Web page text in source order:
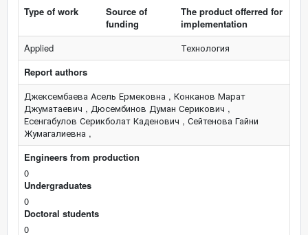
Type of work
Source of
funding
The product offerred for
implementation
Applied
Технология
Report authors
Джексембаева Асель Ермековна , Конканов Марат
Джуматаевич , Дюсембинов Думан Серикович ,
Есенгабулов Серикболат Каденович , Сейтенова Гайни
Жумагалиевна ,
Engineers from production
0
Undergraduates
0
Doctoral students
0